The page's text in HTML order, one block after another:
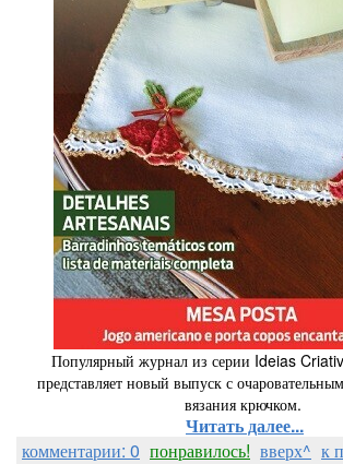
Популярный журнал из серии Ideias
представляет новый выпуск с
вязания крючком.
Читать далее...
комментарии: 0 понравилось! вверх^ к